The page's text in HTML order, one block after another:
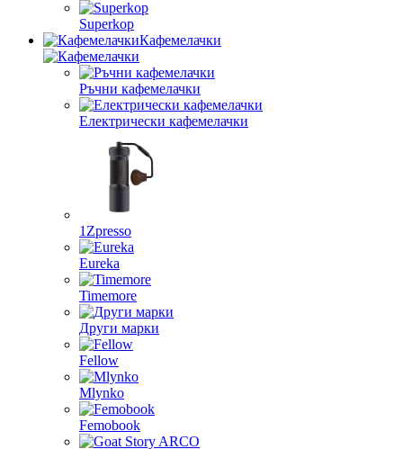
Superkop
Кафемелачки
Ръчни кафемелачки
Електрически кафемелачки
1Zpresso
Eureka
Timemore
Други марки
Fellow
Mlynko
Femobook